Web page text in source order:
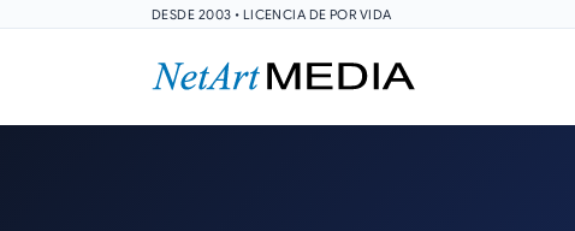
DESDE 2003 • LICENCIA DE POR VIDA